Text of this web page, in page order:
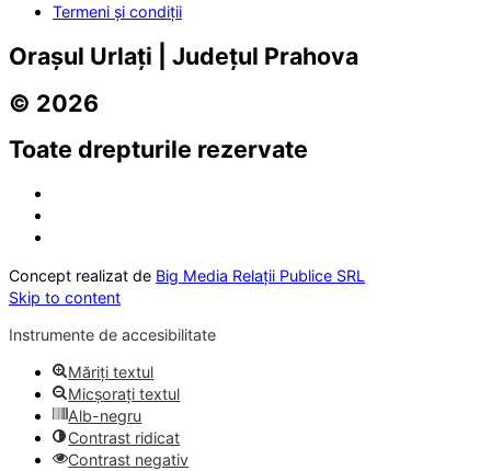
Termeni și condiții
Orașul Urlați | Județul Prahova
© 2026
Toate drepturile rezervate
Concept realizat de Big Media Relații Publice SRL
Skip to content
Instrumente de accesibilitate
Măriți textul
Micșorați textul
Alb-negru
Contrast ridicat
Contrast negativ